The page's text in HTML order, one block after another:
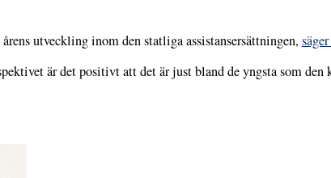
utveckling inom den statliga assistansersättningen,
är det positivt att det är just bland de yngsta som den